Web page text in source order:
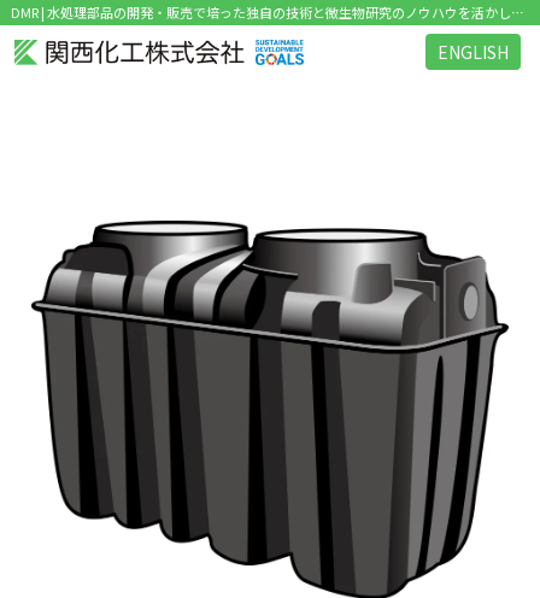
DMR | 水処理部品の開発・販売で培った独自の技術と微生物研究のノウハウを活かした環境関連ビジネス を展開
ENGLISH